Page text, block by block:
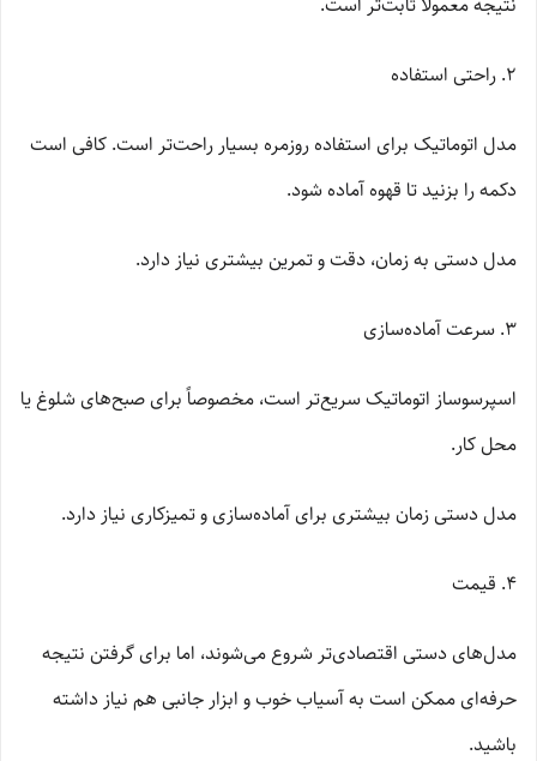
2. راحتی استفاده
مدل اتوماتیک برای استفاده روزمره بسیار راحت‌تر است. کافی است
دکمه را بزنید تا قهوه آماده شود.
مدل دستی به زمان، دقت و تمرین بیشتری نیاز دارد.
3. سرعت آماده‌سازی
اسپرسوساز اتوماتیک سریع‌تر است، مخصوصاً برای صبح‌های شلوغ یا
محل کار.
مدل دستی زمان بیشتری برای آماده‌سازی و تمیزکاری نیاز دارد.
4. قیمت
مدل‌های دستی اقتصادی‌تر شروع می‌شوند، اما برای گرفتن نتیجه
حرفه‌ای ممکن است به آسیاب خوب و ابزار جانبی هم نیاز داشته
باشید.